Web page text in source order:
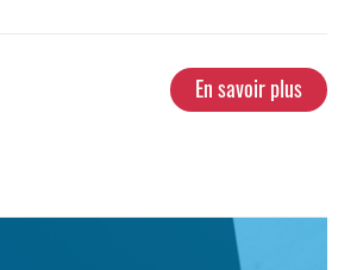
En savoir plus
fondamentaux des règlements